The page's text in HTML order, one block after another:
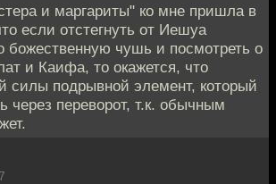
и маргариты" ко мне пришла в
если отстегнуть от Иешуа
божественную чушь и посмотреть о
и Каифа, то окажется, что
силы подрывной элемент, который
через переворот, т.к. обычным